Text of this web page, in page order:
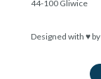
Designed with ♥ by
44-100 Gliwice